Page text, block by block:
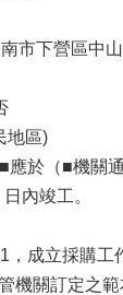
市下營區中
地區)
應於（■機關
內竣工。
，成立採購工
機關訂定之範